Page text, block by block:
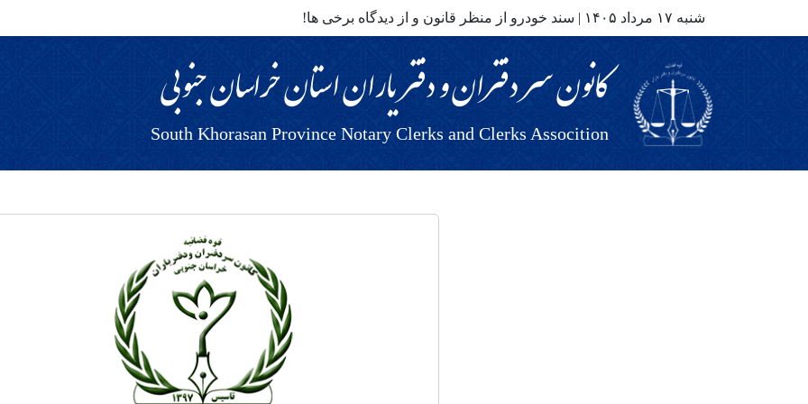
شنبه ۱۷ مرداد ۱۴۰۵ | سند خودرو از منظر قانون و از دیدگاه برخی ها!
کانون سر دفتران و دفتر یاران استان خراسان جنوبی
South Khorasan Province Notary Clerks and Clerks Assocition